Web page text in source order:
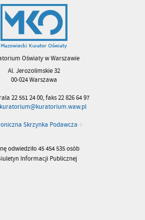
Oświaty w Warszawie
Al. Jerozolimskie 32
00-024 Warszawa
22 551 24 00, faks 22 826 64 97
kuratorium@kuratorium.waw.pl
Skrzynka Podawcza
odwiedziło 45 454 535 osób
Informacji Publicznej